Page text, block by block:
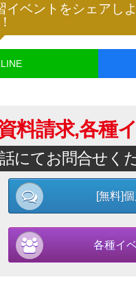
イベントをシェアしよ
LINE
料請求,各種
にてお問合せく
[無料]
各種イ